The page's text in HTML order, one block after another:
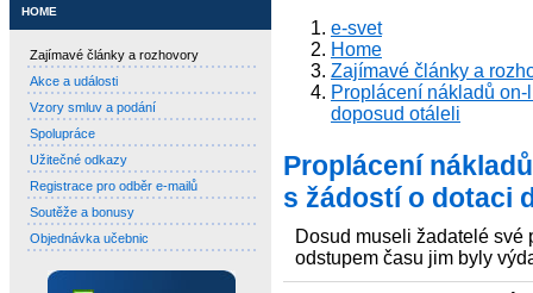
HOME
Zajímavé články a rozhovory
Akce a události
Vzory smluv a podání
Spolupráce
Užitečné odkazy
Registrace pro odběr e-mailů
Soutěže a bonusy
Objednávka učebnic
e-svet
Home
Zajímavé články a
Proplácení nákladů
doposud otáleli
Proplácení
s žádostí o dotaci
Dosud museli žadatelé své
odstupem času jim byly